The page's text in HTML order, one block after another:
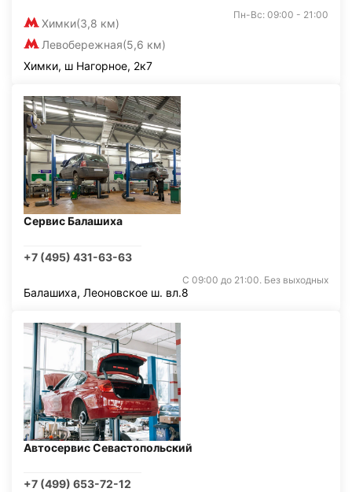
Химки(3,8 км)
Левобережная(5,6 км)
Пн-Вс: 09:00 - 21:00
Химки, ш Нагорное, 2к7
Сервис Балашиха
+7 (495) 431-63-63
С 09:00 до 21:00. Без выходных
Балашиха, Леоновское ш. вл.8
Автосервис Севастопольский
+7 (499) 653-72-12